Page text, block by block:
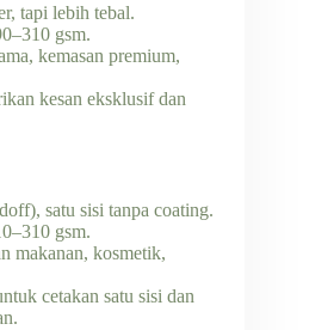
tapi lebih tebal.
gsm.
kemasan premium,
kesan eksklusif dan
satu sisi tanpa coating.
gsm.
makanan, kosmetik,
cetakan satu sisi dan